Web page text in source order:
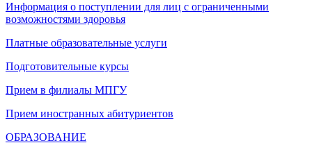
Информация о поступлении для лиц с ограниченными
возможностями здоровья
Платные образовательные услуги
Подготовительные курсы
Прием в филиалы МПГУ
Прием иностранных абитуриентов
ОБРАЗОВАНИЕ